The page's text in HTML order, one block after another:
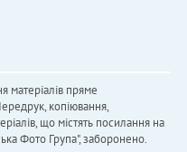
матеріалів пряме
копіювання,
що містять посилання на
Фото Група", заборонено.